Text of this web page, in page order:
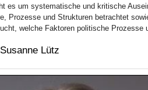
es um systematische und kritische
Prozesse und Strukturen betrachtet
welche Faktoren politische Prozesse
Lütz